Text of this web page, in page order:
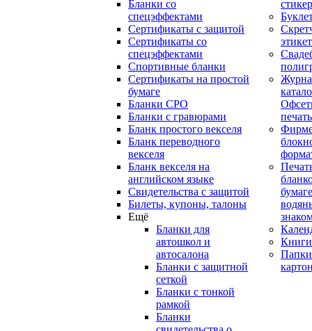
Бланки со
спецэффектами
Сертификаты с защитой
Сертификаты со
спецэффектами
Спортивные бланки
Cертификаты на простой
бумаге
Бланки СРО
Бланки с гравюрами
Бланк простого векселя
Бланк переводного
векселя
Бланк векселя на
английском языке
Свидетельства с защитой
Билеты, купоны, талоны
Ещё
Бланки для
автошкол и
автосалона
Бланки с защитной
сеткой
Бланки с тонкой
рамкой
Бланки
печать
Книги
Папки